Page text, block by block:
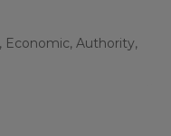
Economic, Authority,